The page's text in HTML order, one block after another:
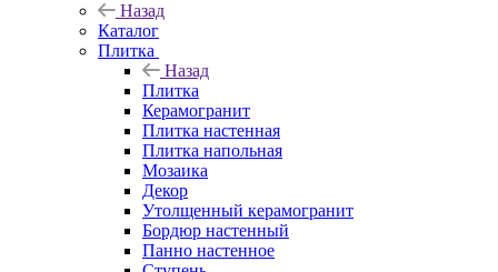
Назад
Каталог
Плитка
Назад
Плитка
Керамогранит
Плитка настенная
Плитка напольная
Мозаика
Декор
Утолщенный керамогранит
Бордюр настенный
Панно настенное